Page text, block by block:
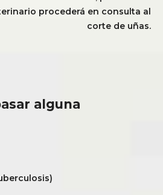
procederá en consulta al
corte de uñas.
alguna